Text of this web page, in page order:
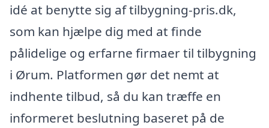
idé at benytte sig af tilbygning-pris.dk,
som kan hjælpe dig med at finde
pålidelige og erfarne firmaer til tilbygning
i Ørum. Platformen gør det nemt at
indhente tilbud, så du kan træffe en
informeret beslutning baseret på de